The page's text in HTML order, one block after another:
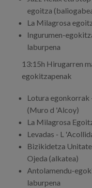
egoitza
La Milagrosa
Ingurumen-
laburpena
13:15h Hirugarren
egokitzapenak
Lotura egonkorrak
(Muro d 'Alcoy)
La Milagrosa
Levadas - L
Bizikidetza
Ojeda (alkatea)
Antolamendu-
laburpena